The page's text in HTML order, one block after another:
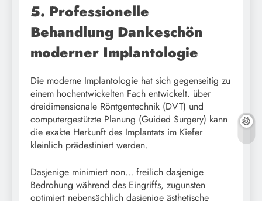
5. Professionelle
Behandlung Dankeschön
moderner Implantologie
Die moderne Implantologie hat sich gegenseitig zu
einem hochentwickelten Fach entwickelt. über
dreidimensionale Röntgentechnik (DVT) und
computergestützte Planung (Guided Surgery) kann
die exakte Herkunft des Implantats im Kiefer
kleinlich prädestiniert werden.
Dasjenige minimiert non… freilich dasjenige
Bedrohung während des Eingriffs, zugunsten
optimiert nebensächlich dasjenige ästhetische